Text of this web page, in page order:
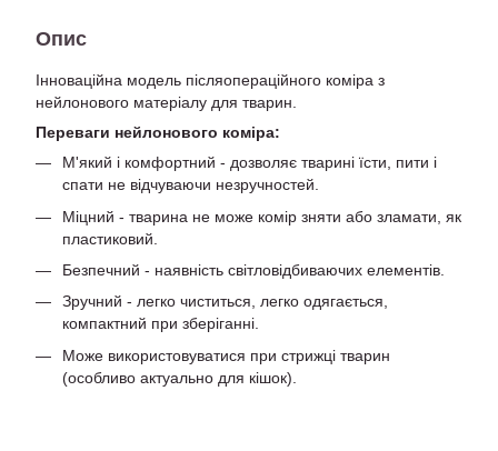
Опис
Інноваційна модель післяопераційного коміра з
нейлонового матеріалу для тварин.
Переваги нейлонового коміра:
М'який і комфортний - дозволяє тварині їсти, пити і
спати не відчуваючи незручностей.
Міцний - тварина не може комір зняти або зламати, як
пластиковий.
Безпечний - наявність світловідбиваючих елементів.
Зручний - легко чиститься, легко одягається,
компактний при зберіганні.
Може використовуватися при стрижці тварин
(особливо актуально для кішок).